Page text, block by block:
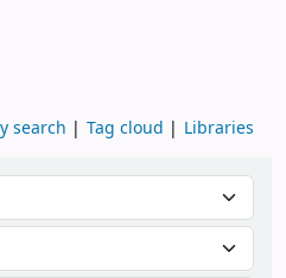
search Tag cloud Libraries